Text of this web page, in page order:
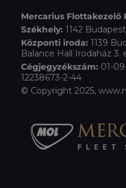
Mercarius Flottakezelő
Székhely: 1142
Központi iroda: 1139
Balance Hall Irodaház 3.
Cégjegyzékszám: 01-
12238673-2-44
© Copyright 2025,